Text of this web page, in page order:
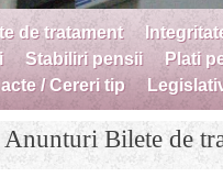
de tratament
Stabiliri pensii
Plati
/ Cereri tip
Anunturi Bilete de